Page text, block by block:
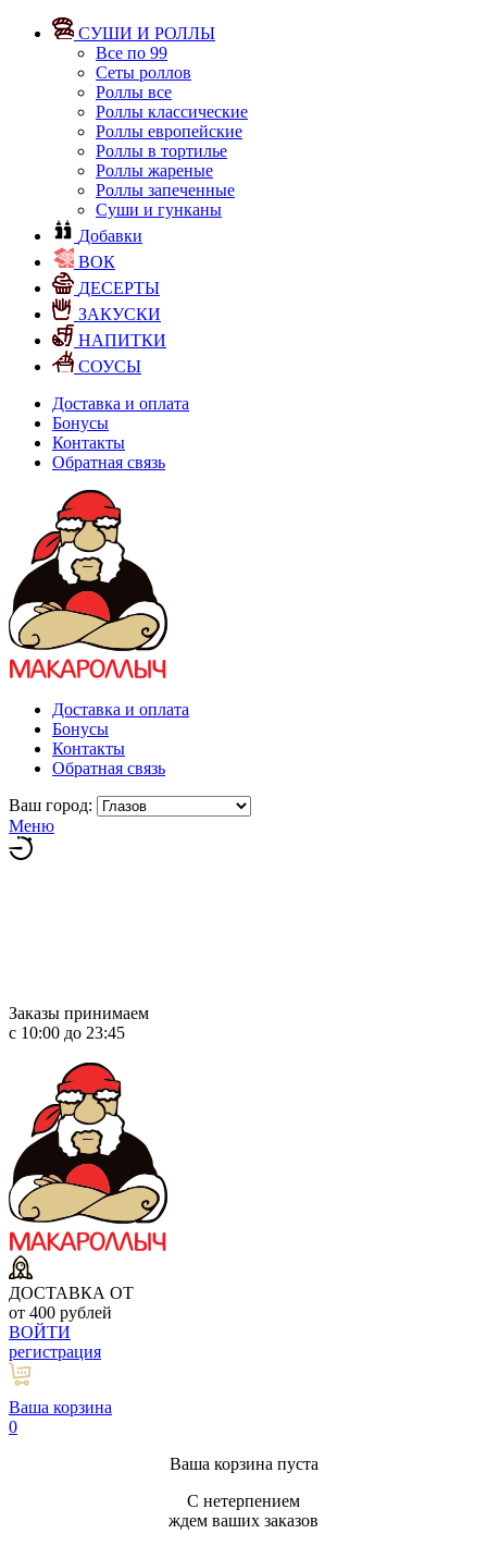
СУШИ И РОЛЛЫ
Все по 99
Сеты роллов
Роллы все
Роллы классические
Роллы европейские
Роллы в тортилье
Роллы жареные
Роллы запеченные
Суши и гунканы
Добавки
ВОК
ДЕСЕРТЫ
ЗАКУСКИ
НАПИТКИ
СОУСЫ
Доставка и оплата
Бонусы
Контакты
Обратная связь
Доставка и оплата
Бонусы
Контакты
Обратная связь
Ваш город:
Меню
Заказы принимаем
с 10:00 до 23:45
ДОСТАВКА ОТ
от 400 рублей
ВОЙТИ
регистрация
Ваша корзина
0
Ваша корзина пуста
С нетерпением
ждем ваших заказов